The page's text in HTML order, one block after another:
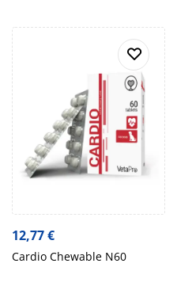
12,77€
Cardio Chewable N60